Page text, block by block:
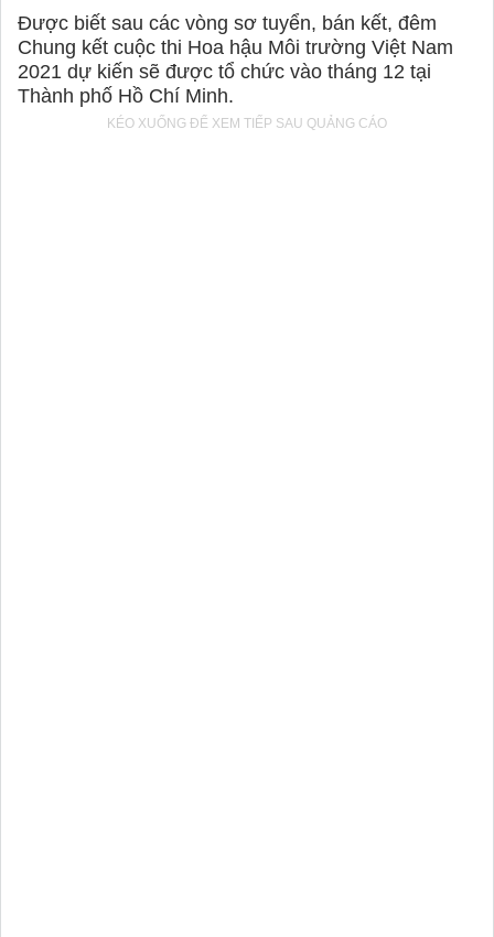
Được biết sau các vòng sơ tuyển, bán kết, đêm
Chung kết cuộc thi Hoa hậu Môi trường Việt Nam
2021 dự kiến sẽ được tổ chức vào tháng 12 tại
Thành phố Hồ Chí Minh.